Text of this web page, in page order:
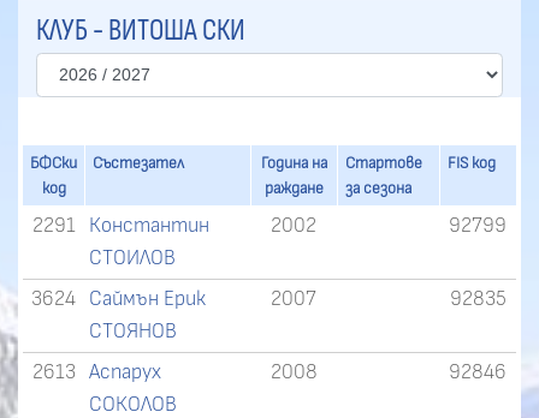
КЛУБ - ВИТОША СКИ
БФСки
код
Състезател
Година на
раждане
Стартове
за сезона
FIS код
2291
Константин
СТОИЛОВ
2002 92799
3624
Саймън Ерик
СТОЯНОВ
2007 92835
2613
Аспарух
СОКОЛОВ
2008 92846